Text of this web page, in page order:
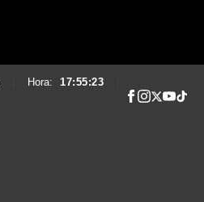
Hora: 17:55:24